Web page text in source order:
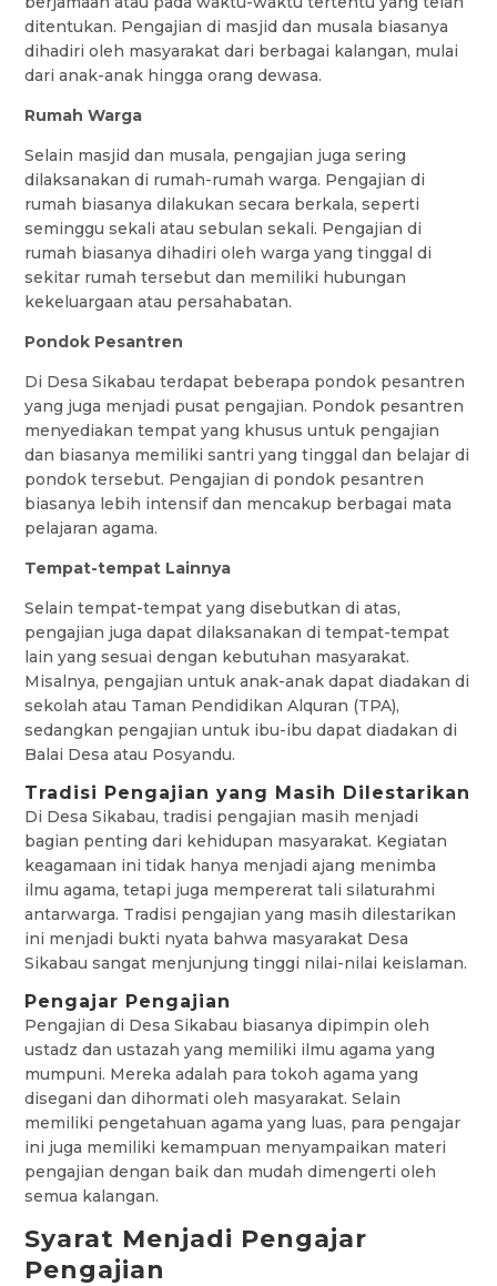
ditentukan. Pengajian di masjid dan musala biasanya
dihadiri oleh masyarakat dari berbagai kalangan, mulai
dari anak-anak hingga orang dewasa.
Rumah Warga
Selain masjid dan musala, pengajian juga sering
dilaksanakan di rumah-rumah warga. Pengajian di
rumah biasanya dilakukan secara berkala, seperti
seminggu sekali atau sebulan sekali. Pengajian di
rumah biasanya dihadiri oleh warga yang tinggal di
sekitar rumah tersebut dan memiliki hubungan
kekeluargaan atau persahabatan.
Pondok Pesantren
Di Desa Sikabau terdapat beberapa pondok pesantren
yang juga menjadi pusat pengajian. Pondok pesantren
menyediakan tempat yang khusus untuk pengajian
dan biasanya memiliki santri yang tinggal dan belajar di
pondok tersebut. Pengajian di pondok pesantren
biasanya lebih intensif dan mencakup berbagai mata
pelajaran agama.
Tempat-tempat Lainnya
Selain tempat-tempat yang disebutkan di atas,
pengajian juga dapat dilaksanakan di tempat-tempat
lain yang sesuai dengan kebutuhan masyarakat.
Misalnya, pengajian untuk anak-anak dapat diadakan di
sekolah atau Taman Pendidikan Alquran (TPA),
sedangkan pengajian untuk ibu-ibu dapat diadakan di
Balai Desa atau Posyandu.
Tradisi Pengajian yang Masih Dilestarikan
Di Desa Sikabau, tradisi pengajian masih menjadi
bagian penting dari kehidupan masyarakat. Kegiatan
keagamaan ini tidak hanya menjadi ajang menimba
ilmu agama, tetapi juga mempererat tali silaturahmi
antarwarga. Tradisi pengajian yang masih dilestarikan
ini menjadi bukti nyata bahwa masyarakat Desa
Sikabau sangat menjunjung tinggi nilai-nilai keislaman.
Pengajar Pengajian
Pengajian di Desa Sikabau biasanya dipimpin oleh
ustadz dan ustazah yang memiliki ilmu agama yang
mumpuni. Mereka adalah para tokoh agama yang
disegani dan dihormati oleh masyarakat. Selain
memiliki pengetahuan agama yang luas, para pengajar
ini juga memiliki kemampuan menyampaikan materi
pengajian dengan baik dan mudah dimengerti oleh
semua kalangan.
Syarat Menjadi Pengajar
Pengajian